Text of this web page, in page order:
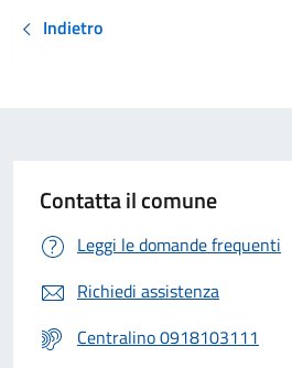
Indietro
Contatta il comune
Leggi le domande frequenti
Richiedi assistenza
Centralino 0918103111